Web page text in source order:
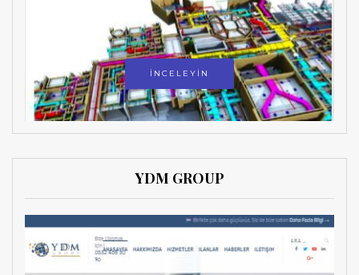
İNCELEYİN
YDM GROUP